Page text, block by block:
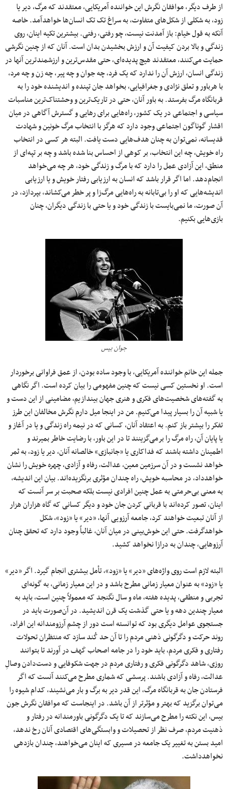
از طرف دیگر، موافقان نگرش این خواننده آمریکایی، معتقدند که مرگ، دیر یا
زود، به شکلی از شکل‌های متفاوت، به سراغ تک تک انسان‌ها خواهدآمد. خاصه
آنکه به قول خیام: باز آمدنت نیست، چو رفتی، رفتی. بیشترین تکیه‌ اینان، روی
زندگی و بالا بردن کیفیت آن و ارزش بخشیدن بدان‌ است. آنان که از چنین نگرشی
حمایت می‌کنند، معتقدند هیچ پدیده‌ای، حتی مقدس‌ترین و ارزشمندترین آنها در
زندگی انسان، ارزش آن را ندارد که یک فرد، چه جوان و چه پیر، چه زن و چه مرد،
با هرباور و تعلق نژادی و جغرافیایی، بخواهد جان تپنده و اندیشنده‌ خود را به
قربانگاه مرگ بفرستد. به باور آنان، حتی در تاریک‌ترین و وحشتناک‌ترین مناسبات
سیاسی و اجتماعی در یک کشور، راه‌هایی برای رهایی و گسترش آگاهی در میان
اقشار گوناگون اجتماعی وجود دارد که هرگز با انتخاب مرگ خونین و شهادت
قدیسانه، نمی‌توان به چنان هدف‌هایی دست‌ یافت. البته هر کسی در انتخاب
راه خویش، چه این انتخاب، بر کوهی از احساس بنا شده ‌باشد و چه بر تپه‌ای از
منطق، این آزادی عمل را دارد که با مرگ و زندگی خود، هر چه می‌خواهد
انجام‌دهد. اما اگر قرار باشد که انسان به ارزیابی رفتار خویش و یا ارزیابی
اندیشه‌هایی که او را بی‌تابانه به راه‌هایی مرگ‌زا و پر خطر می‌کشاند، بپردازد، در
آن صورت، ما نمی‌بایست با زندگی خود و یا حتی با زندگی دیگران، چنان
بازی‌هایی بکنیم.
جوان بیس
جمله‌ این خانم خواننده آمریکایی، با وجود ساده بودن، از عمق فراوانی برخوردار
است. او نخستین کسی نیست که چنین مفهومی را بیان کرده است. اگر نگاهی
به گفته‌های شخصیت‌های فکری و هنری جهان بیندازیم، مضامینی از این دست و
یا شبیه آن‌ را بسیار پیدا می‌کنیم. من در اینجا میل دارم نگرش مخالفان این طرز
تفکر را بیشتر باز کنم. به اعتقاد آنان، کسانی که در نیمه راه زندگی و یا در آغاز و
یا پایان آن، راه مرگ را برمی‌گزینند تا در این باور، با رضایت خاطر بمیرند و
اطمینان داشته‌ باشند که فداکاری یا «جانبازی» خالصانه آنان، دیر یا زود، به ثمر
خواهد نشست و در آن سرزمین معین، عدالت، رفاه و آزادی، چهره‌ خویش را نشان
خواهدداد، در محاسبه خویش، راه چندان مؤثری برنگزیده‌اند. بیان این اندیشه،
به معنی بی‌حرمتی به عمل چنین افرادی نیست بلکه صحبت بر سر آنست که
اینان، تصور کرده‌اند با قربانی کردن جان خود و دیگر کسانی که گاه هزاران هزار
از آنان تبعیت خواهند کرد، جامعه‌ آرزویی آنها، «دیر» یا «زود»، شکل
خواهدگرفت. حتی این خوش‌بینی در میان آنان، غالباً وجود دارد که تحقق چنان
آرزوهایی، چندان به درازا نخواهد کشید.
البته لازم است روی واژه‌های «دیر» یا «زود»، تأمل بیشتری‌ انجام گیرد. اگر «دیر»
یا «زود» به عنوان معیار زمانی مطرح‌ باشد و در این معیار زمانی، به گونه‌ای
تجربی و منطقی، پدیده‌ هفته، ماه و سال نگنجد که معمولاً چنین‌ است، باید به
معیار چندین دهه و یا حتی گذشت یک قرن اندیشید. در آن‌صورت باید در
جستجوی عوامل دیگری بود که توانسته است دور از چشم آرزومندانه‌ این افراد،
روند حرکت و دگرگونی ذهنی مردم را تا آن حد کُند سازد که منتظران تحولات
رفتاری و فکری مردم، باید خود را در جامه‌ اصحاب کَهف در آورند تا بتوانند
روزی، شاهد دگرگونی فکری و رفتاری مردم در جهت شکوفایی و دست‌دادن وصالِ
عدالت، رفاه و آزادی باشند. پرسشی که شماری مطرح می‌کنند آنست که اگر
فرستادن جان به قربانگاه مرگ، این قدر دیر به برگ و بار می‌نشیند، کدام شیوه را
می‌توان برگزید که بهتر و مؤثرتر از آن باشد. در اینجاست که موافقان نگرش جون
بیس، این نکته را مطرح می‌سازند که تا یک دگرگونی باورمندانه در رفتار و
ذهنیت مردم، صرف‌ نظر از تحصیلات و وابستگی‌های اقتصادی آنان رخ ندهد،
امید بستن به تغییر یک جامعه در مسیری که اینان می‌خواهند، چندان بازدهی
نخواهدداشت.